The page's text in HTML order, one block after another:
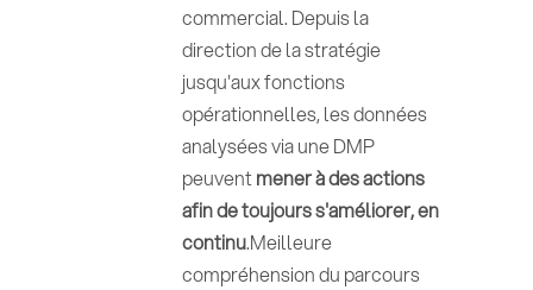
commercial. Depuis la
direction de la stratégie
jusqu'aux fonctions
opérationnelles, les données
analysées via une DMP
peuventmener à des actions
afin de toujours s'améliorer, en
continu.Meilleure
compréhension du parcours